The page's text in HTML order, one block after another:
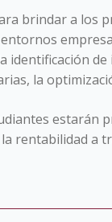
brindar a los
identificación
la
estarán
rentabilidad a